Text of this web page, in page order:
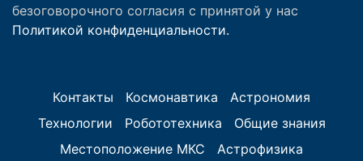
безоговорочного согласия с принятой у нас
Политикой конфиденциальности.
Контакты Космонавтика
Астрономия
Технологии
Робототехника
Общие знания
Местоположение МКС
Астрофизика